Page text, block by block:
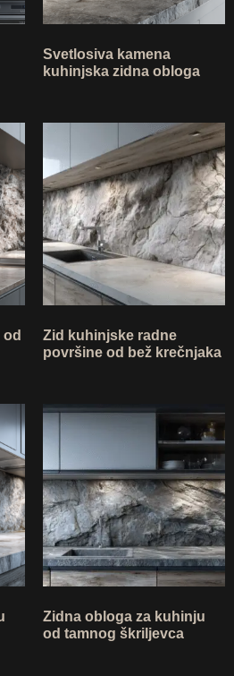
Svetlosiva kamena
kuhinjska zidna obloga
Zid kuhinjske radne
površine od bež krečnjaka
Zidna obloga za kuhinju
od tamnog škriljevca